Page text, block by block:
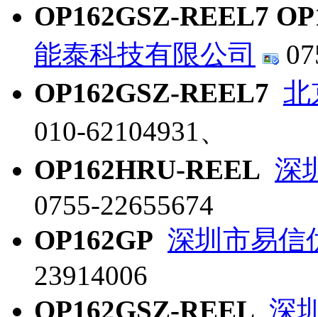
OP162GSZ-REEL7
能泰科技有限公司
OP162GSZ-REEL7 北
010-62104931、
OP162HRU-REEL 深
0755-22655674
OP162GP 深圳市易信
23914006
OP162GSZ-REEL 深